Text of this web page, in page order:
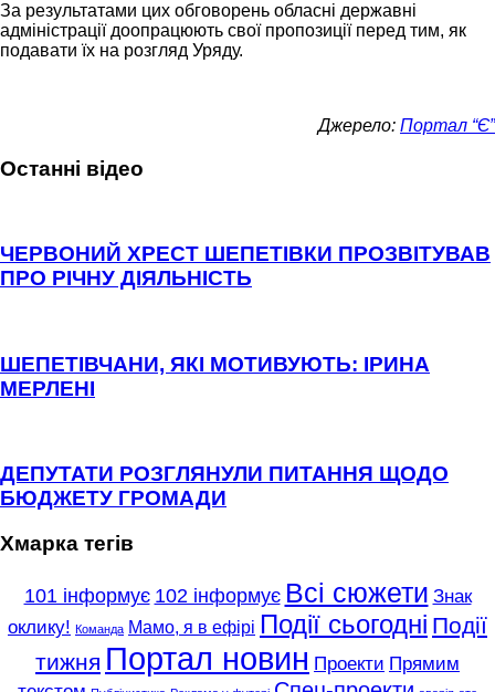
За результатами цих обговорень обласні державні
адміністрації доопрацюють свої пропозиції перед тим, як
подавати їх на розгляд Уряду.
Джерело: Портал “Є”
Останні відео
ЧЕРВОНИЙ ХРЕСТ ШЕПЕТІВКИ ПРОЗВІТУВАВ
ПРО РІЧНУ ДІЯЛЬНІСТЬ
ШЕПЕТІВЧАНИ, ЯКІ МОТИВУЮТЬ: ІРИНА
МЕРЛЕНІ
ДЕПУТАТИ РОЗГЛЯНУЛИ ПИТАННЯ ЩОДО
БЮДЖЕТУ ГРОМАДИ
Хмарка тегів
101 інформує 102 інформує Всі сюжети Знак
оклику! Команда Мамо, я в ефірі Події сьогодні Події
тижня Портал новин Проекти Прямим